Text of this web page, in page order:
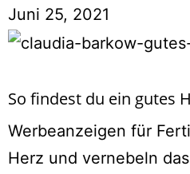
Juni 25, 2021
So findest du ein gutes
Werbeanzeigen für
Herz und vernebeln